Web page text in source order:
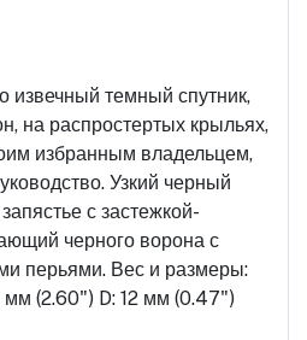
извечный темный спутник,
на распростертых крыльях,
избранным владельцем,
Узкий черный
с застежкой-
черного ворона с
перьями. Вес и размеры:
(2.60") D: 12 мм (0.47")